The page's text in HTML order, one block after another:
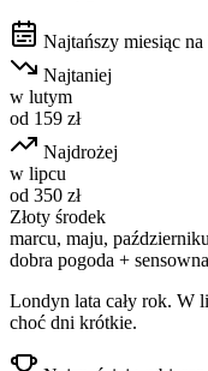
Najtańszy miesiąc na
Najtaniej
w lutym
od 159 zł
Najdrożej
w lipcu
od 350 zł
Złoty środek
marcu, maju, październiku
dobra pogoda +
Londyn lata cały rok. W
choć dni krótkie.